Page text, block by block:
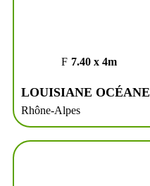
7.40 x 4m
LOUISIANE OCÉANE
Rhône-Alpes